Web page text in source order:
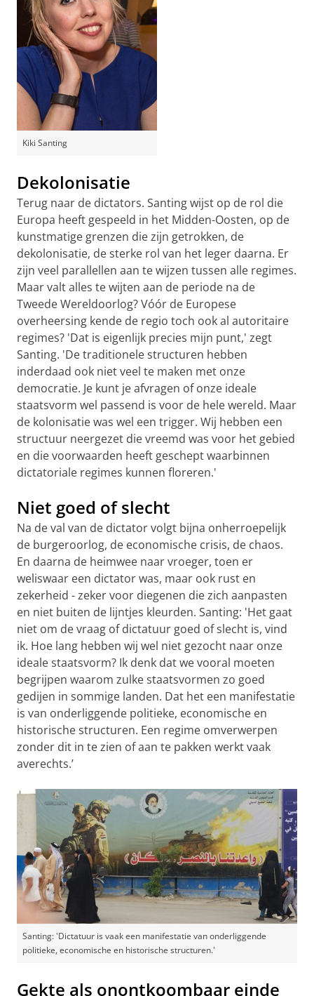
Kiki Santing
Dekolonisatie
Terug naar de dictators. Santing wijst op de rol die
Europa heeft gespeeld in het Midden-Oosten, op de
kunstmatige grenzen die zijn getrokken, de
dekolonisatie, de sterke rol van het leger daarna. Er
zijn veel parallellen aan te wijzen tussen alle regimes.
Maar valt alles te wijten aan de periode na de
Tweede Wereldoorlog? Vóór de Europese
overheersing kende de regio toch ook al autoritaire
regimes? 'Dat is eigenlijk precies mijn punt,' zegt
Santing. 'De traditionele structuren hebben
inderdaad ook niet veel te maken met onze
democratie. Je kunt je afvragen of onze ideale
staatsvorm wel passend is voor de hele wereld. Maar
de kolonisatie was wel een trigger. Wij hebben een
structuur neergezet die vreemd was voor het gebied
en die voorwaarden heeft geschept waarbinnen
dictatoriale regimes kunnen floreren.'
Niet goed of slecht
Na de val van de dictator volgt bijna onherroepelijk
de burgeroorlog, de economische crisis, de chaos.
En daarna de heimwee naar vroeger, toen er
weliswaar een dictator was, maar ook rust en
zekerheid - zeker voor diegenen die zich aanpasten
en niet buiten de lijntjes kleurden. Santing: 'Het gaat
niet om de vraag of dictatuur goed of slecht is, vind
ik. Hoe lang hebben wij wel niet gezocht naar onze
ideale staatsvorm? Ik denk dat we vooral moeten
begrijpen waarom zulke staatsvormen zo goed
gedijen in sommige landen. Dat het een manifestatie
is van onderliggende politieke, economische en
historische structuren. Een regime omverwerpen
zonder dit in te zien of aan te pakken werkt vaak
averechts.’
Santing: 'Dictatuur is vaak een manifestatie van onderliggende
politieke, economische en historische structuren.'
Gekte als onontkoombaar einde